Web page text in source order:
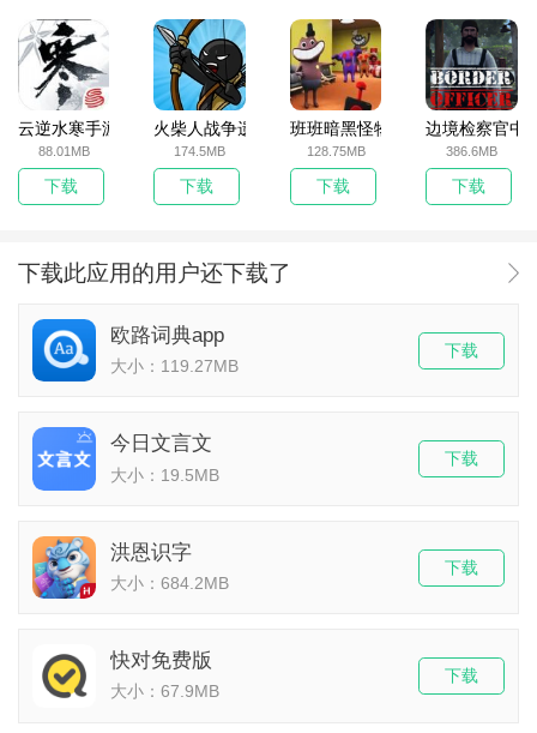
云逆水寒手游
88.01MB
下载
火柴人战争遗产无敌版
174.5MB
下载
班班暗黑怪物生存挑战5
128.75MB
下载
边境检察官中
386.6MB
下载
下载此应用的用户还下载了
欧路词典app
大小：119.27MB
下载
今日文言文
大小：19.5MB
下载
洪恩识字
大小：684.2MB
下载
快对免费版
大小：67.9MB
下载